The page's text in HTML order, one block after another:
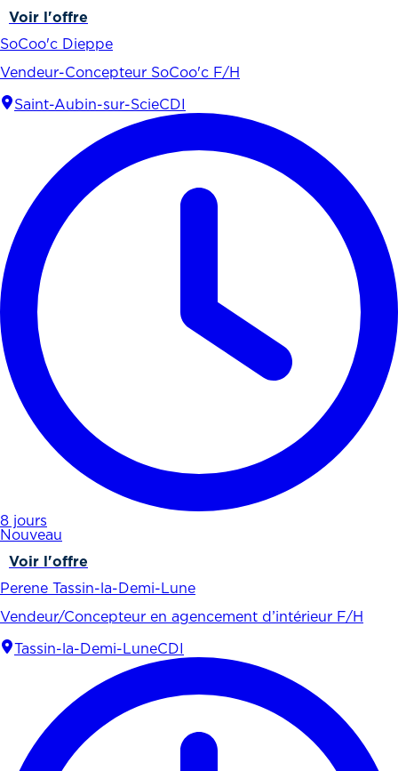
Voir l'offre
SoCoo'c Dieppe
Vendeur-Concepteur SoCoo'c F/H
Saint-Aubin-sur-ScieCDI
8 jours
Nouveau
Voir l'offre
Perene Tassin-la-Demi-Lune
Vendeur/Concepteur en agencement d’intérieur F/H
Tassin-la-Demi-LuneCDI